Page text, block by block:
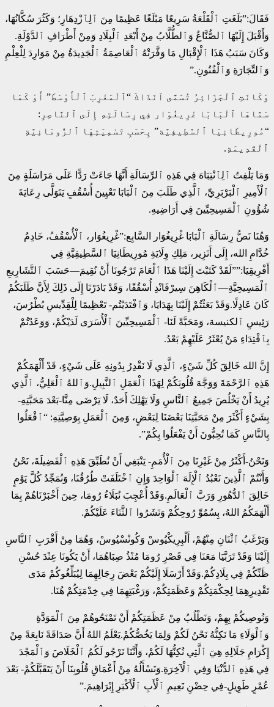
فَقَالَ:”بَلَغَتِ ٱلْقَلْعَةُ سَرِيعًا مَبْلَغًا عَظِيمًا مِنَ ٱلِٱزْدِهَارِ؛ وَكَثُرَ سُكَّانُهَا،
وَأَقْبَلَ إِلَيْهَا ٱلصُّنَّاعُ وَٱلطُّلَّابُ مِنْ أَبْعَدِ ٱلْبِلَادِ وَمِنْ أَطْرَافِ ٱلدَّوْلَةِ.
وَكَانَ سَبَبُ هَذَا ٱلْإِقْبَالِ مَا وَفَّرَتْهُ ٱلْعَاصِمَةُ ٱلْجَدِيدَةُ مِنْ مَوَارِدَ لِلْعِلْمِ
وَٱلتِّجَارَةِ وَٱلْفُنُونِ.”
وَكَانَتِ ٱلْجَزَائِرُ تُسَمَّى آنَذَاكَ “ٱلْمَغْرِبَ ٱلْأَوْسَطَ” أَوْ كَمَا
سَمَّاهَا ٱلْبَابَا غْرِيغُوَار فِي رِسَالَتِهِ إِلَى ٱلنَّاصِرِ:
“مُورِيطَانِيَا ٱلسَّطِيفِيَّة” بِحَسَبِ تَسْمِيَتِهَا ٱلرُّومَانِيَّةِ
ٱلْقَدِيمَةِ.
وَمَا يَلْفِتُ ٱلِٱنْتِبَاهَ فِي هَذِهِ ٱلرِّسَالَةِ أَنَّهَا جَاءَتْ رَدًّا عَلَى مَرَاسَلَةٍ مِنَ
ٱلْأَمِيرِ ٱلْبَرْبَرِيِّ، ٱلَّذِي طَلَبَ مِنَ ٱلْبَابَا تَعْيِينَ أُسْقُفٍ يَتَوَلَّى رِعَايَةَ
شُؤُونِ ٱلْمَسِيحِيِّينَ فِي أَرَاضِيهِ.
وَهُنَا نَصُّ رِسَالَةِ ٱلْبَابَا غْرِيغُوَار السَّابِع:”غْرِيغُوَار، ٱلْأُسْقُفُ، خَادِمُ
خُدَّامِ الله، إِلَى أَنَزِير، مَلِكِ وِلَايَةِ مُورِيطَانِيَا ٱلسَّطِيفِيَّةِ فِي
أَفْرِيقِيَا:””لَقَدْ كَتَبْتَ إِلَيْنَا هَذَا ٱلْعَامَ تَرْجُونَا أَنْ نُقِيمَ—حَسَبَ ٱلتَّشَارِيعِ
ٱلْمَسِيحِيَّةِ—ٱلْكَاهِنَ سِيرْفَانْدِ أُسْقُفًا، وَقَدْ بَادَرْنَا إِلَى ذَلِكَ لِأَنَّ طَلَبَكُمْ
كَانَ عَادِلًا.وَقَدْ بَعَثْتُمْ إِلَيْنَا بِهَدَايَا، وَٱفْتَدَيْتُم- تَعْظِيمًا لِلْقِدِّيسِ بُطْرُسَ،
رَئِيسِ ٱلكنيسة، وَمَحَبَّةً لَنَا- ٱلْمَسِيحِيِّينَ ٱلْأُسَرَى لَدَيْكُمْ، وَوَعَدْتُمْ
بِٱفْتِدَاءِ مَنْ يُعْثَرُ عَلَيْهِمْ بَعْدُ.
إِنَّ الله خَالِقَ كُلِّ شَيْءٍ، ٱلَّذِي لَا نَقْدِرُ بِدُونِهِ عَلَى شَيْءٍ، قَدْ أَلْهَمَكُمْ
هَذِهِ ٱلرَّحْمَةَ وَوَجَّهَ قُلُوبَكُمْ لِهَذَا ٱلْعَمَلِ ٱلنَّبِيلِ.وَٱللهُ ٱلْعَلِيُّ، ٱلَّذِي
يُرِيدُ أَنْ يَخْلُصَ جَمِيعُ ٱلنَّاسِ وَلَا يَهْلِكَ أَحَدٌ، لَا يَرْضَى مِنَّا-بَعْدَ مَحَبَّتِهِ-
بِشَيْءٍ أَكْثَرَ مِنْ مَحَبَّتِنَا بَعْضَنَا لِبَعْضٍ، وَمِنَ ٱلْعَمَلِ بِوَصِيَّتِهِ: “ٱفْعَلُوا
بِالنَّاسِ كَمَا تُحِبُّونَ أَنْ يَفْعَلُوا بِكُمْ”.
وَنَحْنُ-أَكْثَرُ مِنْ غَيْرِنَا مِنَ ٱلْأُمَمِ- يَنْبَغِي أَنْ نُطَبِّقَ هَذِهِ ٱلْفَضِيلَةَ، نَحْنُ
وَأَنْتُمْ ٱلَّذِينَ نَعْبُدُ ٱلْإِلَهَ ٱلْوَاحِدَ وَإِنِ ٱخْتَلَفَتْ طُرُقُنَا، وَنُمَجِّدُ كُلَّ يَوْمٍ
خَالِقَ ٱلدُّهُورِ وَرَبَّ ٱلْعَالَمِ.وَقَدْ أُعْجِبَ نُبَلَاءُ رُومَا، حِينَ أَخْبَرْنَاهُمْ بِمَا
أَلْهَمَكُمُ اللهُ، بِسُمُوِّ رُوحِكُمْ وَنَشَرُوا ٱلثَّنَاءَ عَلَيْكُمْ.
وَيَرْغَبُ ٱثْنَانِ مِنْهُمْ، أَلْبِرِيكْيُوسْ وَكُونْسْيُوسْ، وَهُمَا مِنْ أَقْرَبِ ٱلنَّاسِ
إِلَيْنَا وَقَدْ تَرَبَّيَا مَعَنَا فِي قَصْرِ رُومَا مُنْذُ صِبَاهُمَا، أَنْ يَكُونَا عِنْدَ حُسْنِ
ظَنِّكُمْ فِي بِلَادِكُمْ.وَقَدْ أَرْسَلَا إِلَيْكُمْ بَعْضَ رِجَالِهِمَا لِيُبَلِّغُوكُمْ مَدَى
تَقْدِيرِهِمَا لِحِكْمَتِكُمْ وَعَظَمَتِكُمْ، وَرَغْبَتِهِمَا فِي خِدْمَتِكُمْ هُنَا.
وَنُوصِيكُمْ بِهِمْ، وَنَطْلُبُ مِنْ عَظَمَتِكُمْ أَنْ تَمْنَحُوهُمْ مِنَ ٱلْمَوَدَّةِ
وَٱلْوَلَاءِ مَا نَكِنُّهُ نَحْنُ لَكُمْ وَلِمَا يَخُصُّكُمْ.يَعْلَمُ اللهُ أَنَّ صَدَاقَةً نَابِعَةً مِنْ
إِكْرَامِ جَلَالِهِ هِيَ ٱلَّتِي نُكِنُّهَا لَكُمْ، وَأَنَّنَا نَرْجُو لَكُمُ ٱلْخَلَاصَ وَٱلْمَجْدَ
فِي هَذِهِ ٱلدُّنْيَا وَفِي ٱلْآخِرَةِ.وَنَسْأَلُهُ مِنْ أَعْمَاقِ قُلُوبِنَا أَنْ يَتَقَبَّلَكُمْ- بَعْدَ
عُمْرٍ طَوِيلٍ-فِي حِضْنِ نَعِيمِ ٱلْأَبِ ٱلْأَكْبَرِ إِبْرَاهِيمَ.”